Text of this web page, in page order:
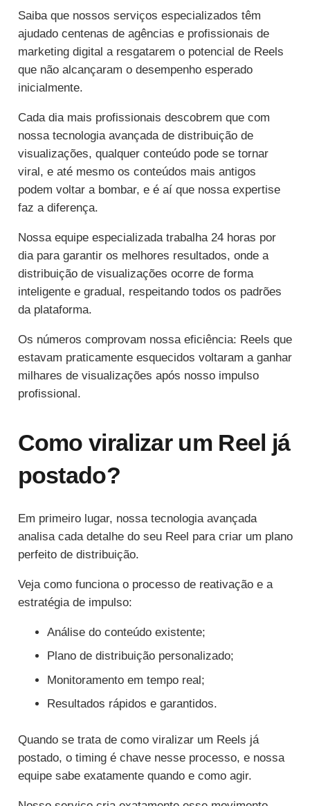
Saiba que nossos serviços especializados têm
ajudado centenas de agências e profissionais de
marketing digital a resgatarem o potencial de Reels
que não alcançaram o desempenho esperado
inicialmente.
Cada dia mais profissionais descobrem que com
nossa tecnologia avançada de distribuição de
visualizações, qualquer conteúdo pode se tornar
viral, e até mesmo os conteúdos mais antigos
podem voltar a bombar, e é aí que nossa expertise
faz a diferença.
Nossa equipe especializada trabalha 24 horas por
dia para garantir os melhores resultados, onde a
distribuição de visualizações ocorre de forma
inteligente e gradual, respeitando todos os padrões
da plataforma.
Os números comprovam nossa eficiência: Reels que
estavam praticamente esquecidos voltaram a ganhar
milhares de visualizações após nosso impulso
profissional.
Como viralizar um Reel já
postado?
Em primeiro lugar, nossa tecnologia avançada
analisa cada detalhe do seu Reel para criar um plano
perfeito de distribuição.
Veja como funciona o processo de reativação e a
estratégia de impulso:
Análise do conteúdo existente;
Plano de distribuição personalizado;
Monitoramento em tempo real;
Resultados rápidos e garantidos.
Quando se trata de como viralizar um Reels já
postado, o timing é chave nesse processo, e nossa
equipe sabe exatamente quando e como agir.